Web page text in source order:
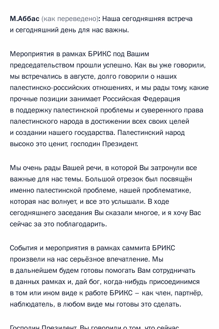
М.Аббас (как переведено): Наша сегодняшняя встреча
и сегодняшний день для нас важны.
Мероприятия в рамках БРИКС под Вашим
председательством прошли успешно. Как вы уже говорили,
мы встречались в августе, долго говорили о наших
палестинско-российских отношениях, и мы рады тому, какие
прочные позиции занимает Российская Федерация
в поддержку палестинской проблемы и суверенного права
палестинского народа в достижении всех своих целей
и создании нашего государства. Палестинский народ
высоко это ценит, господин Президент.
Мы очень рады Вашей речи, в которой Вы затронули все
важные для нас темы. Большой отрезок был посвящён
именно палестинской проблеме, нашей проблематике,
которая нас волнует, и все это услышали. В ходе
сегодняшнего заседания Вы сказали многое, и я хочу Вас
сейчас за это поблагодарить.
События и мероприятия в рамках саммита БРИКС
произвели на нас серьёзное впечатление. Мы
в дальнейшем будем готовы помогать Вам сотрудничать
в данных рамках и, дай бог, когда-нибудь присоединимся
в том или ином виде к работе БРИКС – как член, партнёр,
наблюдатель, в любом виде мы готовы это сделать.